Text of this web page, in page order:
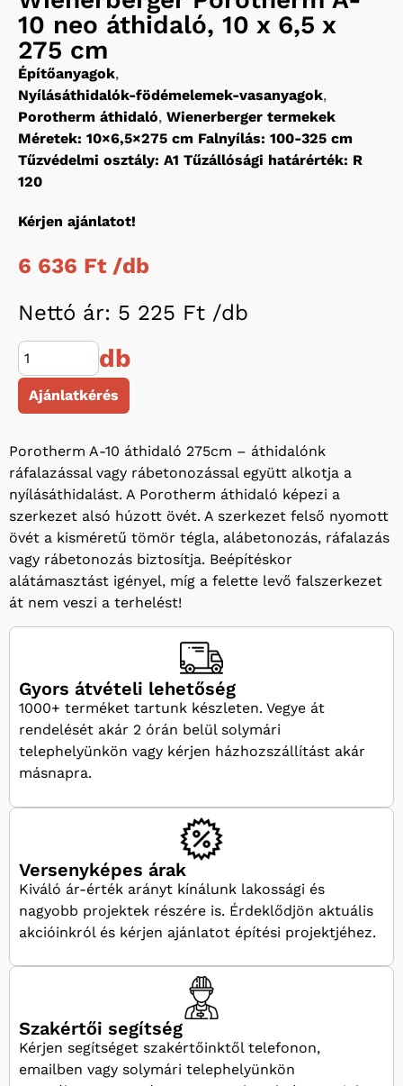
10 neo áthidaló, 10 x 6,5 x
275 cm
Építőanyagok,
Nyílásáthidalók-födémelemek-vasanyagok,
Porotherm áthidaló, Wienerberger termekek
Méretek: 10×6,5×275 cm Falnyílás: 100-325 cm
Tűzvédelmi osztály: A1 Tűzállósági határérték: R
120
Kérjen ajánlatot!
6 636 Ft /db
Nettó ár: 5 225 Ft /db
db
Ajánlatkérés
Porotherm A-10 áthidaló 275cm – áthidalónk
ráfalazással vagy rábetonozással együtt alkotja a
nyílásáthidalást. A Porotherm áthidaló képezi a
szerkezet alsó húzott övét. A szerkezet felső nyomott
övét a kisméretű tömör tégla, alábetonozás, ráfalazás
vagy rábetonozás biztosítja. Beépítéskor
alátámasztást igényel, míg a felette levő falszerkezet
át nem veszi a terhelést!
Gyors átvételi lehetőség
1000+ terméket tartunk készleten. Vegye át
rendelését akár 2 órán belül solymári
telephelyünkön vagy kérjen házhozszállítást akár
másnapra.
Versenyképes árak
Kiváló ár-érték arányt kínálunk lakossági és
nagyobb projektek részére is. Érdeklődjön aktuális
akcióinkról és kérjen ajánlatot építési projektjéhez.
Szakértői segítség
Kérjen segítséget szakértőinktől telefonon,
emailben vagy solymári telephelyünkön